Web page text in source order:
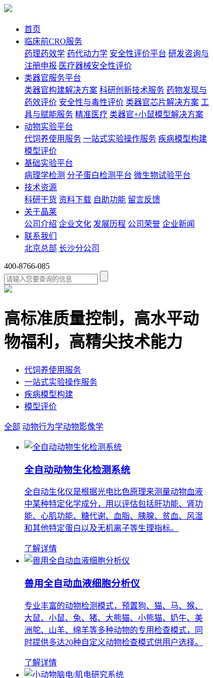
首页
临床前CRO服务
药理药效学 药代动力学 安全性评价平台 研发咨询与
注册申报 医疗器械安全性评价
类器官服务平台
类器官构建解决方案 科研创新技术服务 药物发现与
药效评价 安全性与毒性评价 类器官芯片解决方案 工
具与赋能服务 精准医疗 类器官+小鼠模型解决方案
动物实验平台
代饲养使用服务 一站式实验操作服务 疾病模型构建
模型评价
基础实验平台
病理学检测 分子蛋白检测平台 微生物试验平台
技术资源
科研干货 资料下载 自助功能 留言反馈
关于晶莱
公司介绍 企业文化 发展历程 公司荣誉 企业新闻
联系我们
北京总部 长沙分公司
400-8766-085
高标准质量控制，高水平动
物福利，高精尖技术能力
代饲养使用服务
一站式实验操作服务
疾病模型构建
模型评价
全部 动物行为学动物影像学
全自动动物生化检测系统
全自动生化仪是根据光电比色原理来测量动物血液
中某种特定化学成分，用以评估包括肝功能、肾功
能、心肌功能、糖代谢、血脂、胰腺、贫血、风湿
和其他特定蛋白以及无机离子等生理指标。
了解详情
兽用全自动血液细胞分析仪
专业丰富的动物检测模式，预置狗、猫、马、猴、
大鼠、小鼠、兔、猪、大熊猫、小熊猫、奶牛、美
洲鸵、山羊、绵羊等多种动物的专用检查模式，同
时提供多达20种自定义动物检查模式供用户选择。
了解详情